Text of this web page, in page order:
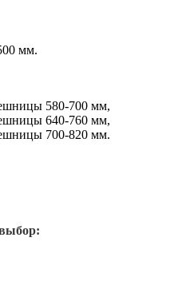
мм.
580-700 мм,
640-760 мм,
700-820 мм.